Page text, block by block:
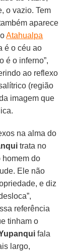
o vazio. Tem
aparece
Atahualpa
é o céu ao
é o inferno”,
ao reflexo
(região
imagem que
na alma do
trata no
homem do
Ele não
e diz
referência
tinham o
fala
largo,